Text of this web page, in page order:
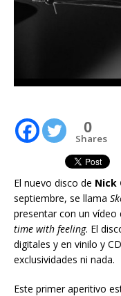
0
Shares
El nuevo disco de Nick
septiembre, se llama
presentar con un
time with feeling. El
digitales y en vinilo y
exclusividades ni nada.
Este primer aperitivo